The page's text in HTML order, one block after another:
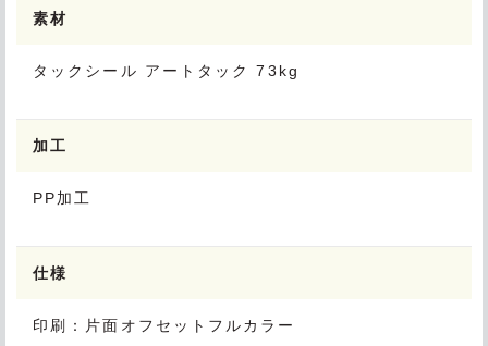
素材
タックシール アートタック 73kg
加工
PP加工
仕様
印刷：片面オフセットフルカラー